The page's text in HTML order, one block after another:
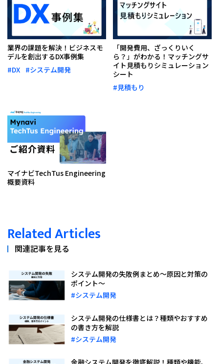
業界の課題を解決！ビジネスモ
デルを創出するDX事例集
#DX #システム開発
「開発費用、ざっくりいく
ら？」がわかる！マッチングサ
イト見積もりシミュレーション
シート
#見積もり
マイナビTechTus Engineering
概要資料
Related Articles
関連記事を見る
システム開発の失敗例まとめ～原因と対策の
ポイント～
#システム開発
システム開発の仕様書とは？種類やおすすめ
の書き方を解説
#システム開発
金融システム開発を徹底解説！種類や機能、